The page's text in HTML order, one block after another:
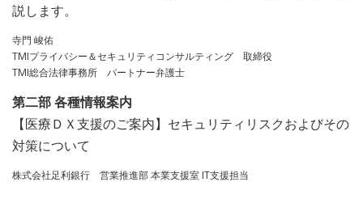
説します。
寺門 峻佑
TMIプライバシー＆セキュリティコンサルティング 取締役
TMI総合法律事務所 パートナー弁護士
第二部 各種情報案内
【医療ＤＸ支援のご案内】セキュリティリスクおよびその
対策について
株式会社足利銀行 営業推進部 本業支援室 IT支援担当